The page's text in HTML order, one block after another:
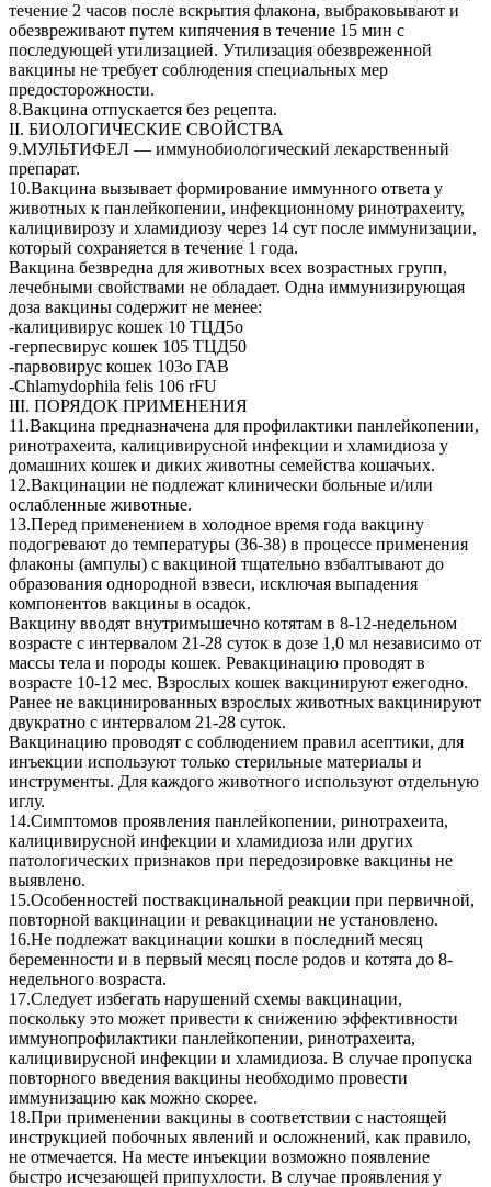
течение 2 часов после вскрытия флакона, выбраковывают и
обезвреживают путем кипячения в течение 15 мин с
последующей утилизацией. Утилизация обезвреженной
вакцины не требует соблюдения специальных мер
предосторожности.
8.Вакцина отпускается без рецепта.
II. БИОЛОГИЧЕСКИЕ СВОЙСТВА
9.МУЛЬТИФЕЛ — иммунобиологический лекарственный
препарат.
10.Вакцина вызывает формирование иммунного ответа у
животных к панлейкопении, инфекционному ринотрахеиту,
калицивирозу и хламидиозу через 14 сут после иммунизации,
который сохраняется в течение 1 года.
Вакцина безвредна для животных всех возрастных групп,
лечебными свойствами не обладает. Одна иммунизирующая
доза вакцины содержит не менее:
-калицивирус кошек 10 ТЦД5о
-герпесвирус кошек 105 ТЦД50
-парвовирус кошек 103о ГАВ
-Chlamydophila felis 106 rFU
III. ПОРЯДОК ПРИМЕНЕНИЯ
11.Вакцина предназначена для профилактики панлейкопении,
ринотрахеита, калицивирусной инфекции и хламидиоза у
домашних кошек и диких животны семейства кошачьих.
12.Вакцинации не подлежат клинически больные и/или
ослабленные животные.
13.Перед применением в холодное время года вакцину
подогревают до температуры (36-38) в процессе применения
флаконы (ампулы) с вакциной тщательно взбалтывают до
образования однородной взвеси, исключая выпадения
компонентов вакцины в осадок.
Вакцину вводят внутримышечно котятам в 8-12-недельном
возрасте с интервалом 21-28 суток в дозе 1,0 мл независимо от
массы тела и породы кошек. Ревакцинацию проводят в
возрасте 10-12 мес. Взрослых кошек вакцинируют ежегодно.
Ранее не вакцинированных взрослых животных вакцинируют
двукратно с интервалом 21-28 суток.
Вакцинацию проводят с соблюдением правил асептики, для
инъекции используют только стерильные материалы и
инструменты. Для каждого животного используют отдельную
иглу.
14.Симптомов проявления панлейкопении, ринотрахеита,
калицивирусной инфекции и хламидиоза или других
патологических признаков при передозировке вакцины не
выявлено.
15.Особенностей поствакцинальной реакции при первичной,
повторной вакцинации и ревакцинации не установлено.
16.Не подлежат вакцинации кошки в последний месяц
беременности и в первый месяц после родов и котята до 8-
недельного возраста.
17.Следует избегать нарушений схемы вакцинации,
поскольку это может привести к снижению эффективности
иммунопрофилактики панлейкопении, ринотрахеита,
калицивирусной инфекции и хламидиоза. В случае пропуска
повторного введения вакцины необходимо провести
иммунизацию как можно скорее.
18.При применении вакцины в соответствии с настоящей
инструкцией побочных явлений и осложнений, как правило,
не отмечается. На месте инъекции возможно появление
быстро исчезающей припухлости. В случае проявления у